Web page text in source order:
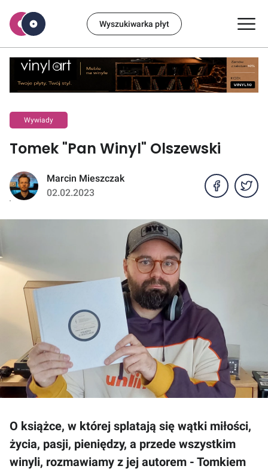
Wyszukiwarka płyt
Wywiady
Tomek "Pan Winyl" Olszewski
Marcin Mieszczak
02.02.2023
O książce, w której splatają się wątki miłości,
życia, pasji, pieniędzy, a przede wszystkim
winyli, rozmawiamy z jej autorem - Tomkiem